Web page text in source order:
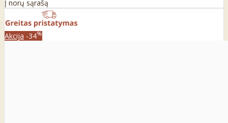
Į norų sąrašą
Akcija -34%